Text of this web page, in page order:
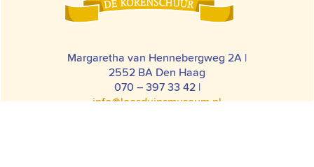
Margaretha van Hennebergweg 2A |
2552 BA Den Haag
070 – 397 33 42 |
info@loosduinsmuseum.nl